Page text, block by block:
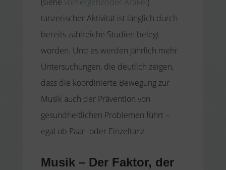
(siehe vorhergehender Artikel )
tänzerischer Aktivität ist länglich durch
bereits zahlreiche Studien belegt
worden. Und es werden jährlich mehr
Untersuchungen, die deutlich zeigen,
dass die koordinierte Bewegung zur
Musik auch der Prävention von
gesundheitlichen Problemen führt –
egal ob Paar- oder Einzeltanz.
Musik – Der Faktor, der